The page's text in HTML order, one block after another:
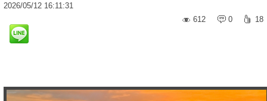
2026/05/12 16:11:31
612
0 18